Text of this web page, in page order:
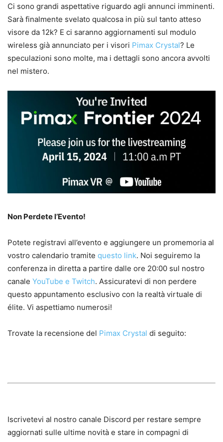
Ci sono grandi aspettative riguardo agli annunci imminenti.
Sarà finalmente svelato qualcosa in più sul tanto atteso
visore da 12k? E ci saranno aggiornamenti sul modulo
wireless già annunciato per i visori Pimax Crystal? Le
speculazioni sono molte, ma i dettagli sono ancora avvolti
nel mistero.
Non Perdete l’Evento!
Potete registravi all’evento e aggiungere un promemoria al
vostro calendario tramite questo link. Noi seguiremo la
conferenza in diretta a partire dalle ore 20:00 sul nostro
canale YouTube e Twitch. Assicuratevi di non perdere
questo appuntamento esclusivo con la realtà virtuale di
élite. Vi aspettiamo numerosi!
Trovate la recensione del Pimax Crystal di seguito:
Iscrivetevi al nostro canale Discord per restare sempre
aggiornati sulle ultime novità e stare in compagni di